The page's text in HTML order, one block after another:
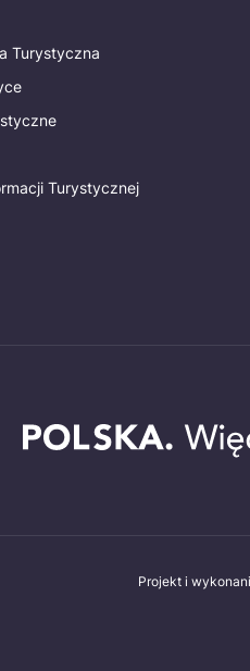
Turystyczna
Turystycznej
Projekt i